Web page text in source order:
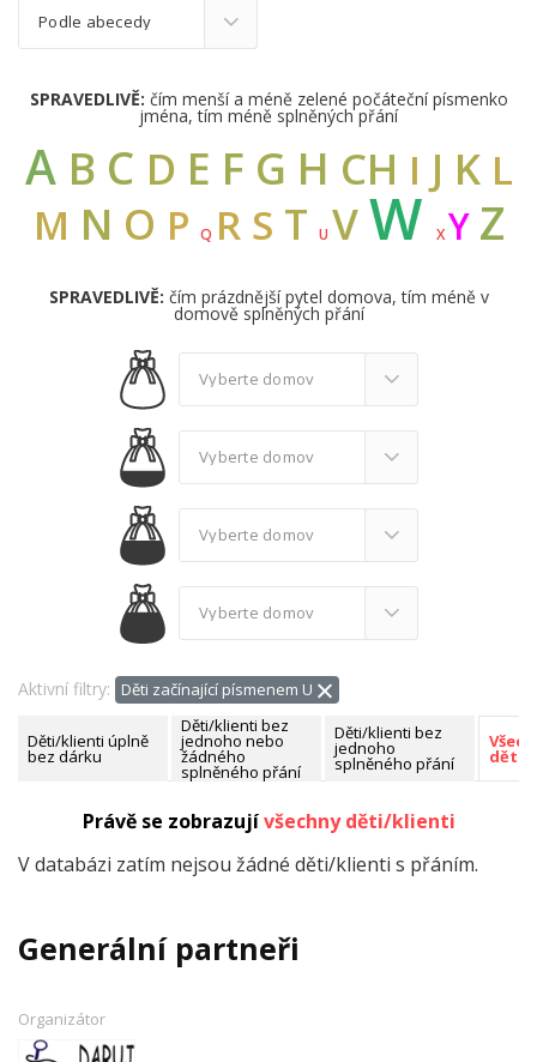
SPRAVEDLIVĚ: čím menší a méně zelené počáteční písmenko
jména, tím méně splněných přání
A B C D E F G H CH I J K L
M N O P Q R S T U VWXY Z
SPRAVEDLIVĚ: čím prázdnější pytel domova, tím méně v
domově splněných přání
Aktivní filtry: Děti začínající písmenem U
Děti/klienti úplně
bez dárku
Děti/klienti bez
jednoho nebo
žádného
splněného přání
Děti/klienti bez
jednoho
splněného přání
děti/
Právě se zobrazujívšechny děti/klienti
V databázi zatím nejsou žádné děti/klienti s přáním.
Generální partneři
Organizátor